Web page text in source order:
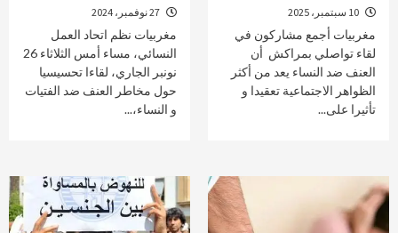
مغربيات أجمع مشاركون في
لقاء تواصلي بمراكش أن
العنف ضد النساء يعد من أكثر
الظواهر الاجتماعية تعقيدا و
تأثيرا على...
مغربيات نظم اتحاد العمل
النسائي، مساء أمس الثلاثاء 26
نونبر الجاري، لقاءا تحسيسيا
حول مخاطر العنف ضد الفتيات
و النساء،...